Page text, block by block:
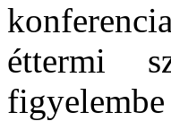
éttermi